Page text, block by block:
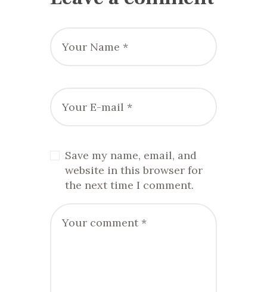
Save my name, email, and
website in this browser for
the next time I comment.